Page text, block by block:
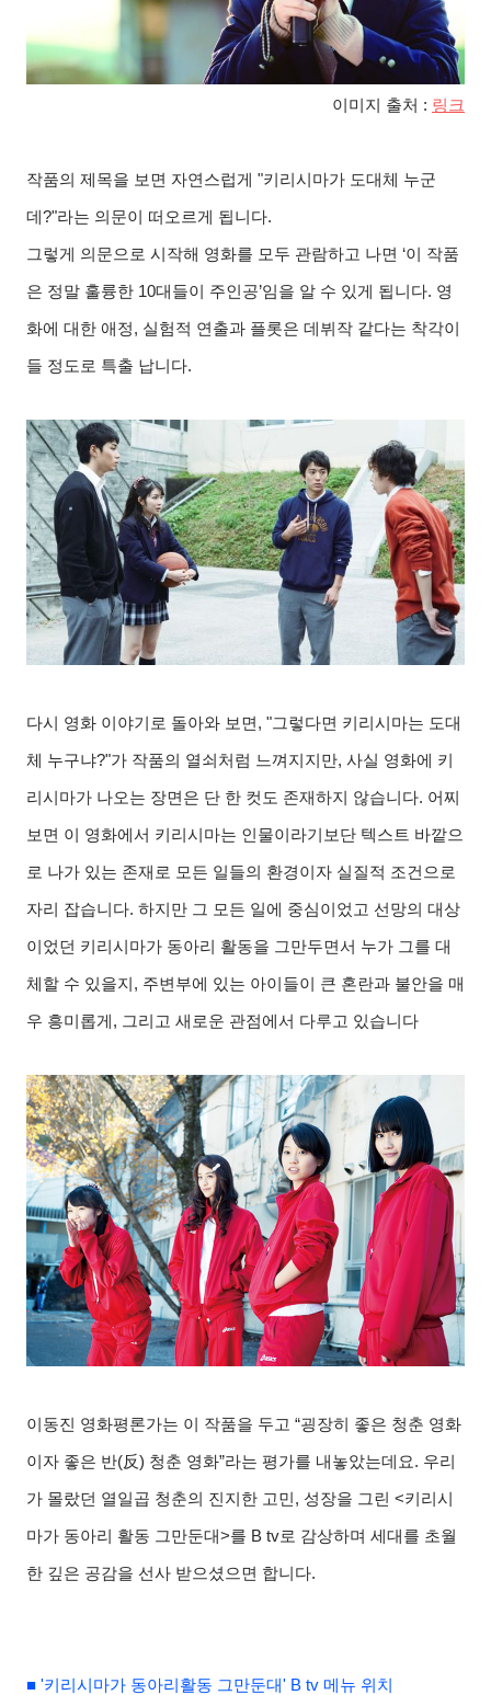
이미지 출처 : 링크
작품의 제목을 보면 자연스럽게 "키리시마가 도대체 누군
데 ?"라는 의문이 떠오르게 됩니다.
그렇게 의문으로 시작해 영화를 모두 관람하고 나면 ‘이 작품
은 정말 훌륭한 10대들이 주인공’임을 알 수 있게 됩니다. 영
화에 대한 애정, 실험적 연출과 플롯은 데뷔작 같다는 착각이
들 정도로 특출 납니다.
다시 영화 이야기로 돌아와 보면, "그렇다면 키리시마는 도대
체 누구냐?"가 작품의 열쇠처럼 느껴지지만, 사실 영화에 키
리시마가 나오는 장면은 단 한 컷도 존재하지 않습니다. 어찌
보면 이 영화에서 키리시마는 인물이라기보단 텍스트 바깥으
로 나가 있는 존재로 모든 일들의 환경이자 실질적 조건으로
자리 잡습니다. 하지만 그 모든 일에 중심이었고 선망의 대상
이었던 키리시마가 동아리 활동을 그만두면서 누가 그를 대
체할 수 있을지 , 주변부에 있는 아이들이 큰 혼란과 불안을 매
우 흥미롭게 , 그리고 새로운 관점에서 다루고 있습니다
이동진 영화평론가는 이 작품을 두고 “굉장히 좋은 청춘 영화
이자 좋은 반(反) 청춘 영화”라는 평가를 내놓았는데요. 우리
가 몰랐던 열일곱 청춘의 진지한 고민, 성장을 그린 <키리시
마가 동아리 활동 그만둔대>를 B tv로 감상하며 세대를 초월
한 깊은 공감을 선사 받으셨으면 합니다.
■ '키리시마가 동아리활동 그만둔대' B tv 메뉴 위치